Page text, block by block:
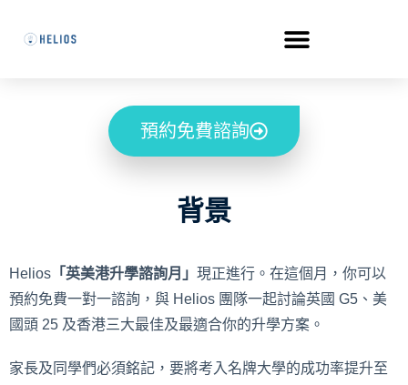
預約免費諮詢
背景
Helios 「英美港升學諮詢月」 現正進行。在這個月，你可以
預約免費一對一諮詢，與 Helios 團隊一起討論英國 G5、美
國頭 25 及香港三大最佳及最適合你的升學方案。
家長及同學們必須銘記，要將考入名牌大學的成功率提升至